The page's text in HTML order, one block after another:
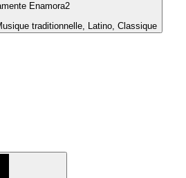
Enamora2
traditionnelle, Latino, Classique